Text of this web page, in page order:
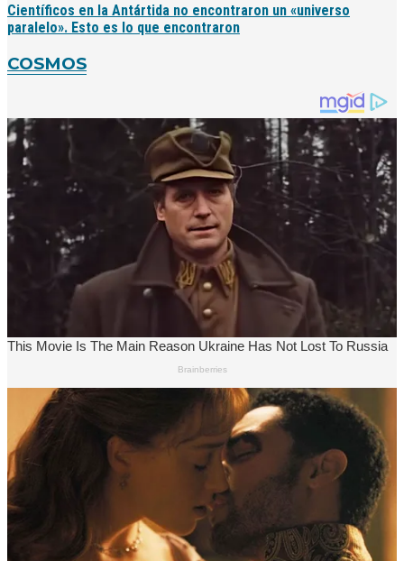
Científicos en la Antártida no encontraron un «universo
paralelo». Esto es lo que encontraron
COSMOS